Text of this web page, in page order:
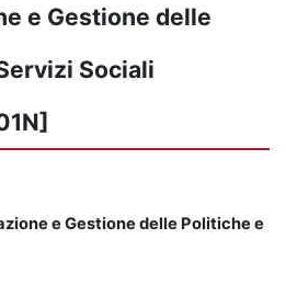
e Gestione delle
Sociali
e Gestione delle Politiche e